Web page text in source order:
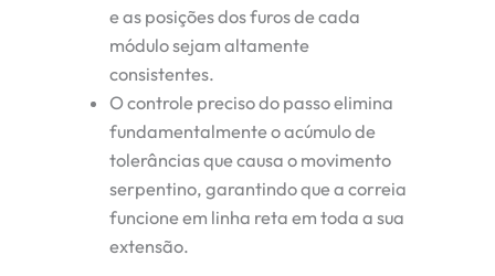
e as posições dos furos de cada
módulo sejam altamente
consistentes.
O controle preciso do passo elimina
fundamentalmente o acúmulo de
tolerâncias que causa o movimento
serpentino, garantindo que a correia
funcione em linha reta em toda a sua
extensão.